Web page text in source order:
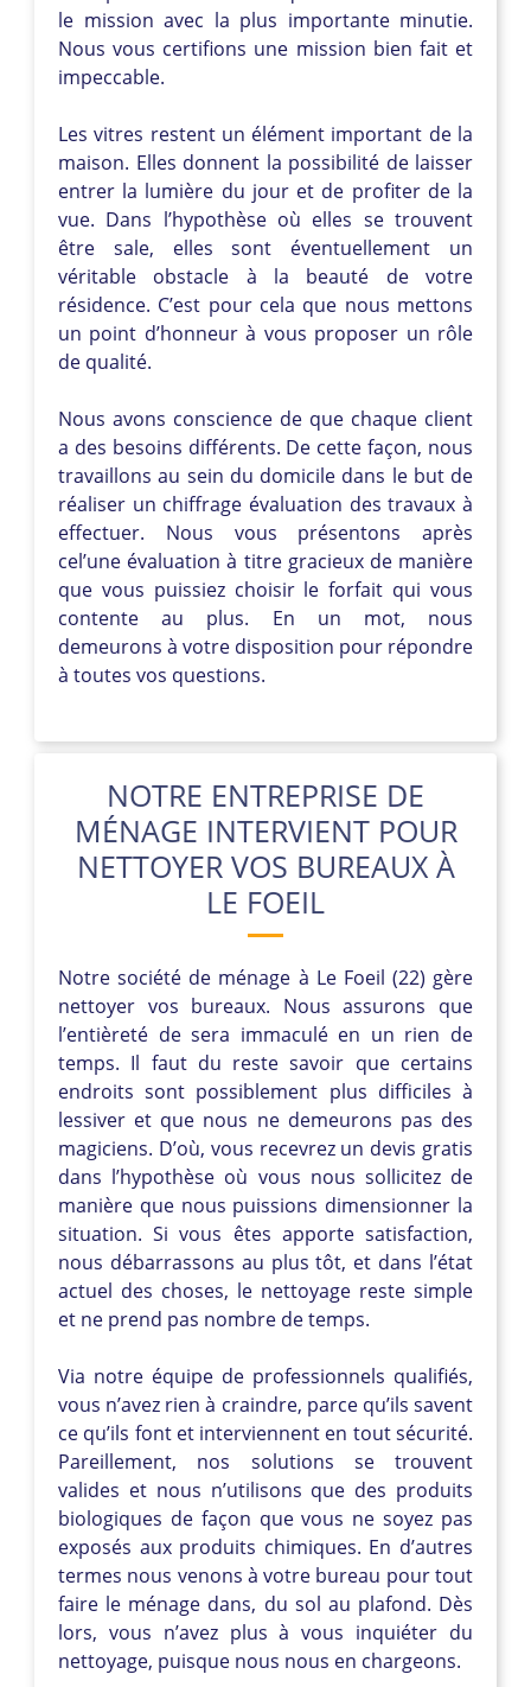
le mission avec la plus importante minutie.
Nous vous certifions une mission bien fait et
impeccable.
Les vitres restent un élément important de la
maison. Elles donnent la possibilité de laisser
entrer la lumière du jour et de profiter de la
vue. Dans l’hypothèse où elles se trouvent
être sale, elles sont éventuellement un
véritable obstacle à la beauté de votre
résidence. C’est pour cela que nous mettons
un point d’honneur à vous proposer un rôle
de qualité.
Nous avons conscience de que chaque client
a des besoins différents. De cette façon, nous
travaillons au sein du domicile dans le but de
réaliser un chiffrage évaluation des travaux à
effectuer. Nous vous présentons après
cel’une évaluation à titre gracieux de manière
que vous puissiez choisir le forfait qui vous
contente au plus. En un mot, nous
demeurons à votre disposition pour répondre
à toutes vos questions.
NOTRE ENTREPRISE DE
MÉNAGE INTERVIENT POUR
NETTOYER VOS BUREAUX À
LE FOEIL
Notre société de ménage à Le Foeil (22) gère
nettoyer vos bureaux. Nous assurons que
l’entièreté de sera immaculé en un rien de
temps. Il faut du reste savoir que certains
endroits sont possiblement plus difficiles à
lessiver et que nous ne demeurons pas des
magiciens. D’où, vous recevrez un devis gratis
dans l’hypothèse où vous nous sollicitez de
manière que nous puissions dimensionner la
situation. Si vous êtes apporte satisfaction,
nous débarrassons au plus tôt, et dans l’état
actuel des choses, le nettoyage reste simple
et ne prend pas nombre de temps.
Via notre équipe de professionnels qualifiés,
vous n’avez rien à craindre, parce qu’ils savent
ce qu’ils font et interviennent en tout sécurité.
Pareillement, nos solutions se trouvent
valides et nous n’utilisons que des produits
biologiques de façon que vous ne soyez pas
exposés aux produits chimiques. En d’autres
termes nous venons à votre bureau pour tout
faire le ménage dans, du sol au plafond. Dès
lors, vous n’avez plus à vous inquiéter du
nettoyage, puisque nous nous en chargeons.